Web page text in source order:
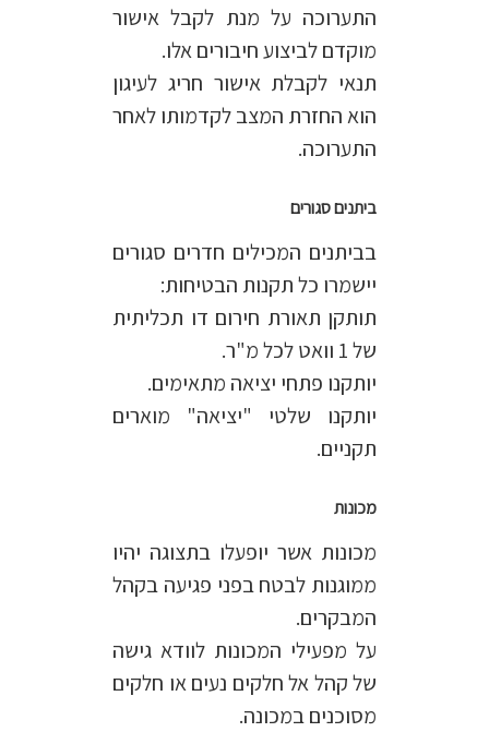
התערוכה על מנת לקבל אישור
מוקדם לביצוע חיבורים אלו.
תנאי לקבלת אישור חריג לעיגון
הוא החזרת המצב לקדמותו לאחר
התערוכה.
ביתנים סגורים
בביתנים המכילים חדרים סגורים
יישמרו כל תקנות הבטיחות:
תותקן תאורת חירום דו תכליתית
של 1 וואט לכל מ"ר.
יותקנו פתחי יציאה מתאימים.
יותקנו שלטי "יציאה" מוארים
תקניים.
מכונות
מכונות אשר יופעלו בתצוגה יהיו
ממוגנות לבטח בפני פגיעה בקהל
המבקרים.
על מפעילי המכונות לוודא גישה
של קהל אל חלקים נעים או חלקים
מסוכנים במכונה.